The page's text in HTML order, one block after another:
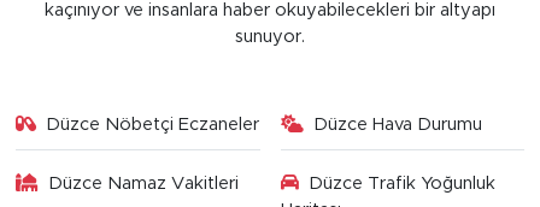
kaçınıyor ve insanlara haber okuyabilecekleri bir altyapı
sunuyor.
Düzce Nöbetçi Eczaneler Düzce Hava Durumu
Düzce Namaz Vakitleri
Düzce Trafik Yoğunluk